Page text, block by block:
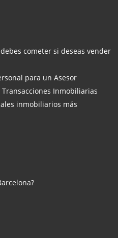
cometer si deseas vender
para un Asesor
Inmobiliarias
inmobiliarios más